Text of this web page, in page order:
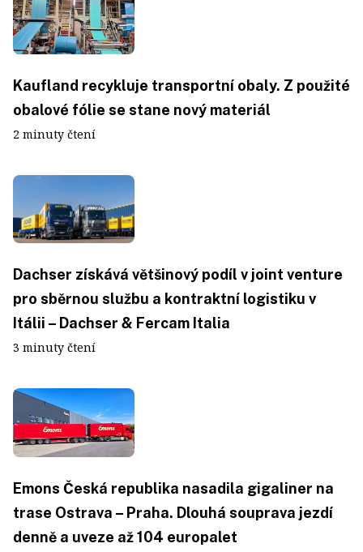
Kaufland recykluje transportní obaly. Z použité
obalové fólie se stane nový materiál
2 minuty čtení
Dachser získává většinový podíl v joint venture
pro sběrnou službu a kontraktní logistiku v
Itálii – Dachser & Fercam Italia
3 minuty čtení
Emons Česká republika nasadila gigaliner na
trase Ostrava – Praha. Dlouhá souprava jezdí
denně a uveze až 104 europalet